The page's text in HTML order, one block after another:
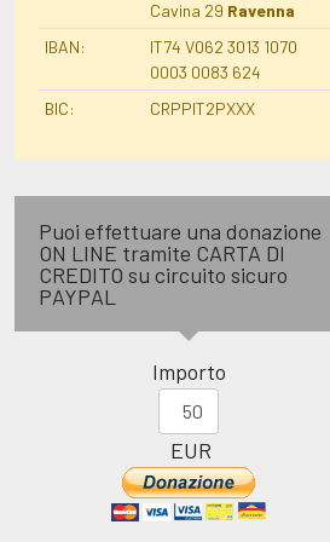
Cavina 29 Ravenna
IBAN:
IT74 V062 3013 1070
0003 0083 624
BIC:
CRPPIT2PXXX
Puoi effettuare una donazione
ON LINE tramite CARTA DI
CREDITO su circuito sicuro
PAYPAL
Importo
EUR